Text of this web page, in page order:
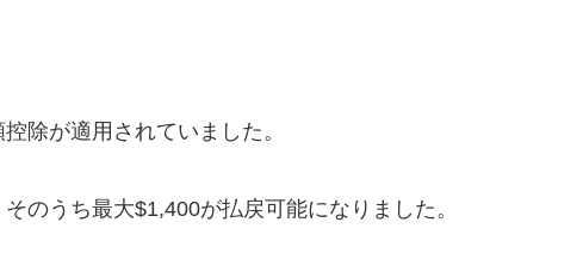
除が適用されていました。
のうち最大$1,400が払戻可能になりました。